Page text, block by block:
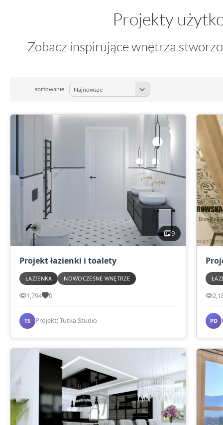
Projekty
Zobacz inspirujące wnętrza
sortowanie
9
Projekt łazienki i toalety
ŁAZIENKA NOWOCZESNE WNĘTRZE
1,794 0
TS Projekt: Tutka Studio PD